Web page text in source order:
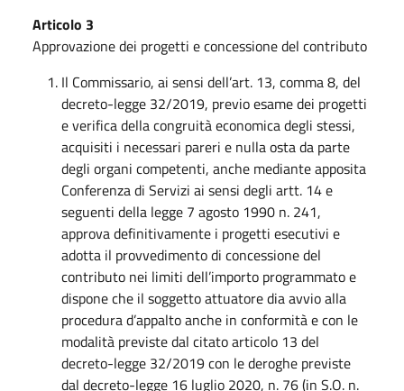
Articolo 3
Approvazione dei progetti e concessione del contributo
Il Commissario, ai sensi dell’art. 13, comma 8, del
decreto-legge 32/2019, previo esame dei progetti
e verifica della congruità economica degli stessi,
acquisiti i necessari pareri e nulla osta da parte
degli organi competenti, anche mediante apposita
Conferenza di Servizi ai sensi degli artt. 14 e
seguenti della legge 7 agosto 1990 n. 241,
approva definitivamente i progetti esecutivi e
adotta il provvedimento di concessione del
contributo nei limiti dell’importo programmato e
dispone che il soggetto attuatore dia avvio alla
procedura d’appalto anche in conformità e con le
modalità previste dal citato articolo 13 del
decreto-legge 32/2019 con le deroghe previste
dal decreto-legge 16 luglio 2020, n. 76 (in S.O. n.